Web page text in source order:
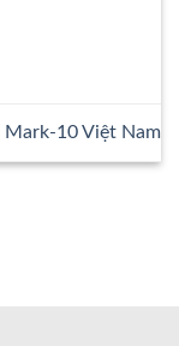
Mark-10 Việt Nam